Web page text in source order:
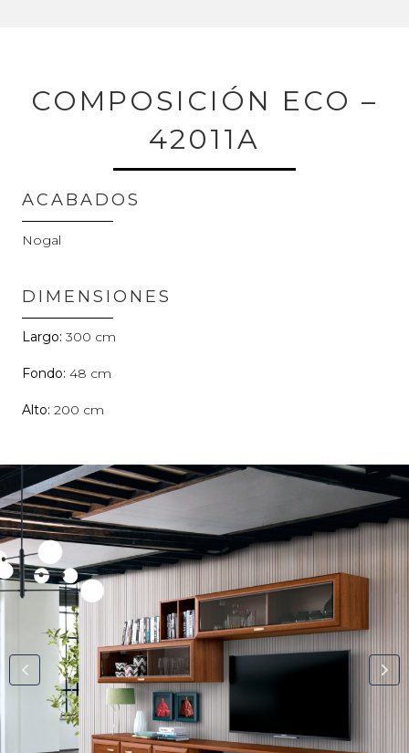
COMPOSICIÓN ECO –
42011A
ACABADOS
Nogal
DIMENSIONES
300
48
200